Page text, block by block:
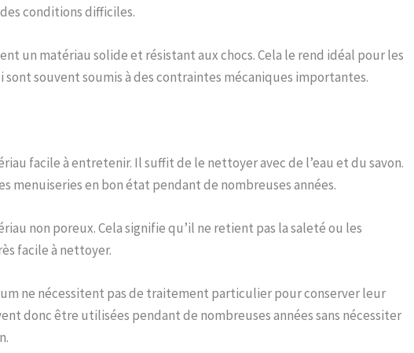
conditions difficiles.
un matériau solide et résistant aux chocs. Cela le rend idéal pour les
souvent soumis à des contraintes mécaniques importantes.
facile à entretenir. Il suffit de le nettoyer avec de l’eau et du savon.
menuiseries en bon état pendant de nombreuses années.
non poreux. Cela signifie qu’il ne retient pas la saleté ou les
facile à nettoyer.
ne nécessitent pas de traitement particulier pour conserver leur
donc être utilisées pendant de nombreuses années sans nécessiter